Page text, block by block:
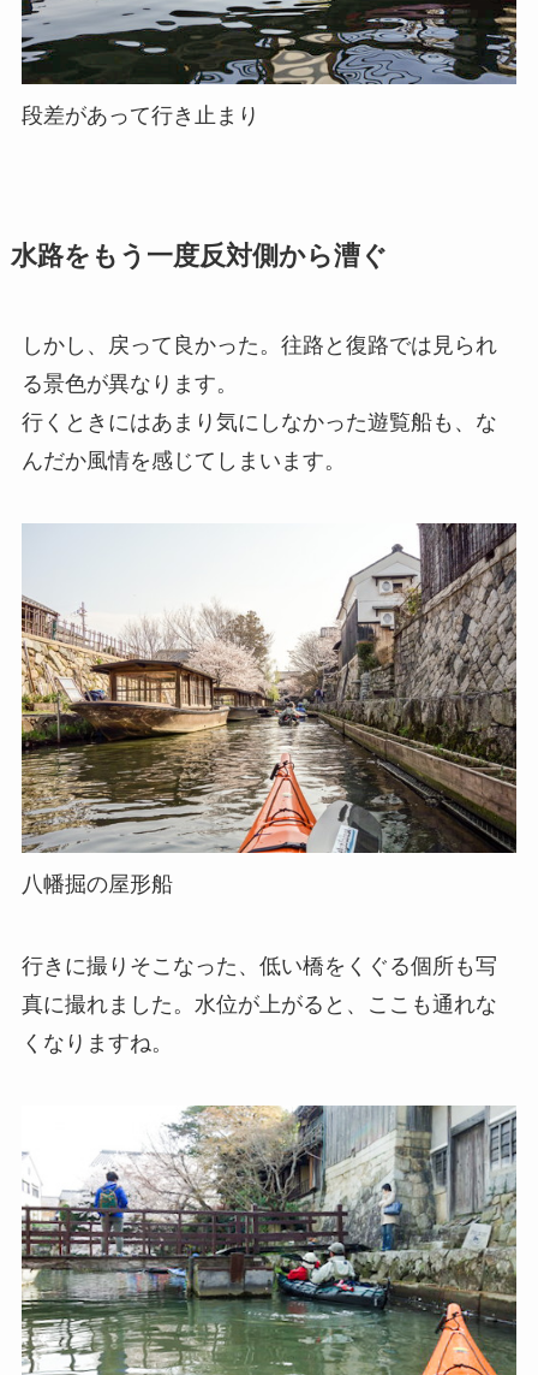
段差があって行き止まり
水路をもう一度反対側から漕ぐ
しかし、戻って良かった。往路と復路では見られ
る景色が異なります。
行くときにはあまり気にしなかった遊覧船も、な
んだか風情を感じてしまいます。
八幡掘の屋形船
行きに撮りそこなった、低い橋をくぐる個所も写
真に撮れました。水位が上がると、ここも通れな
くなりますね。